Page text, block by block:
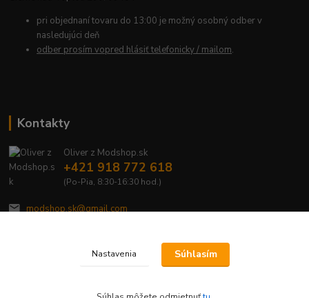
pri objednaní tovaru do 13:00 je možný osobný odber v
nasledujúci deň
odber prosím vopred hlásiť telefonicky / mailom.
Kontakty
Oliver z Modshop.sk
+421 918 772 618
(Po-Pia, 8:30-16:30 hod.)
modshop.sk@gmail.com
Nastavenia Súhlasím